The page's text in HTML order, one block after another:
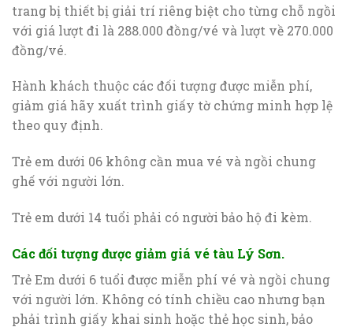
trang bị thiết bị giải trí riêng biệt cho từng chỗ ngồi
với giá lượt đi là 288.000 đồng/vé và lượt về 270.000
đồng/vé.
Hành khách thuộc các đối tượng được miễn phí,
giảm giá hãy xuất trình giấy tờ chứng minh hợp lệ
theo quy định.
Trẻ em dưới 06 không cần mua vé và ngồi chung
ghế với người lớn.
Trẻ em dưới 14 tuổi phải có người bảo hộ đi kèm.
Các đối tượng được giảm giá vé tàu Lý Sơn.
Trẻ Em dưới 6 tuổi được miễn phí vé và ngồi chung
với người lớn. Không có tính chiều cao nhưng bạn
phải trình giấy khai sinh hoặc thẻ học sinh, bảo